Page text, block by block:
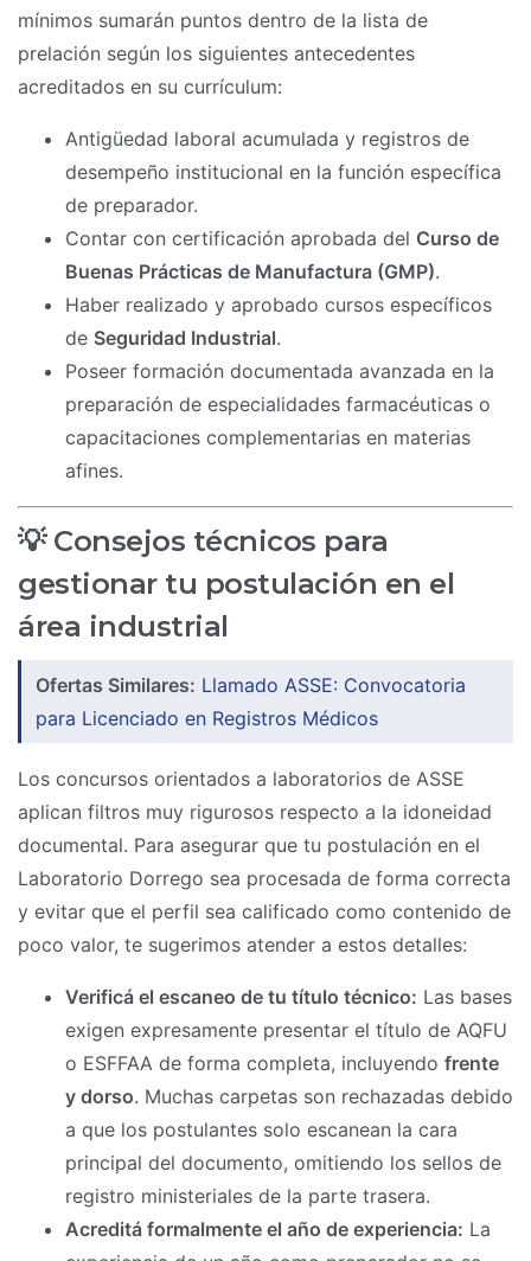
mínimos sumarán puntos dentro de la lista de
prelación según los siguientes antecedentes
acreditados en su currículum:
Antigüedad laboral acumulada y registros de
desempeño institucional en la función específica
de preparador.
Contar con certificación aprobada del Curso de
Buenas Prácticas de Manufactura (GMP).
Haber realizado y aprobado cursos específicos
de Seguridad Industrial.
Poseer formación documentada avanzada en la
preparación de especialidades farmacéuticas o
capacitaciones complementarias en materias
afines.
💡 Consejos técnicos para
gestionar tu postulación en el
área industrial
Ofertas Similares: Llamado ASSE: Convocatoria
para Licenciado en Registros Médicos
Los concursos orientados a laboratorios de ASSE
aplican filtros muy rigurosos respecto a la idoneidad
documental. Para asegurar que tu postulación en el
Laboratorio Dorrego sea procesada de forma correcta
y evitar que el perfil sea calificado como contenido de
poco valor, te sugerimos atender a estos detalles:
Verificá el escaneo de tu título técnico: Las bases
exigen expresamente presentar el título de AQFU
o ESFFAA de forma completa, incluyendo frente
y dorso. Muchas carpetas son rechazadas debido
a que los postulantes solo escanean la cara
principal del documento, omitiendo los sellos de
registro ministeriales de la parte trasera.
Acreditá formalmente el año de experiencia: La